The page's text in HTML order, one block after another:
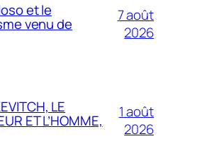
et le
venu de
7 août
2026
LE
ET L’HOMME,
1 août
2026